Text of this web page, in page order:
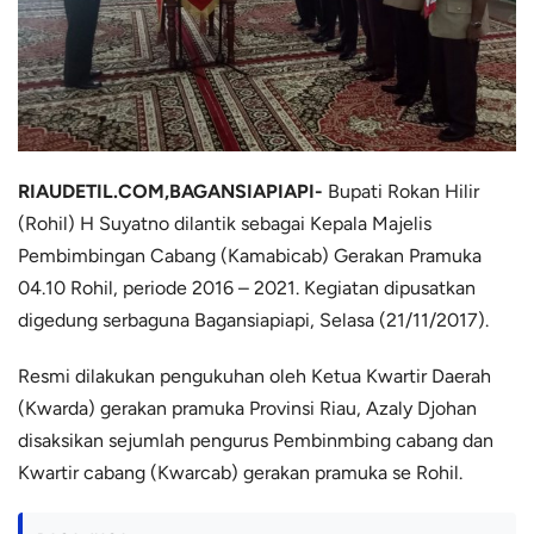
RIAUDETIL.COM,BAGANSIAPIAPI- Bupati Rokan Hilir
(Rohil) H Suyatno dilantik sebagai Kepala Majelis
Pembimbingan Cabang (Kamabicab) Gerakan Pramuka
04.10 Rohil, periode 2016 – 2021. Kegiatan dipusatkan
digedung serbaguna Bagansiapiapi, Selasa (21/11/2017).
Resmi dilakukan pengukuhan oleh Ketua Kwartir Daerah
(Kwarda) gerakan pramuka Provinsi Riau, Azaly Djohan
disaksikan sejumlah pengurus Pembinmbing cabang dan
Kwartir cabang (Kwarcab) gerakan pramuka se Rohil.